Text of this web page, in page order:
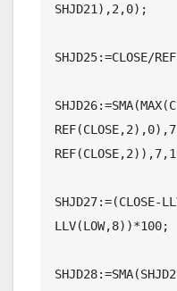
SHJD21),2,0);
SHJD25:=CLOSE/
SHJD27:=(CLOSE-
LLV(LOW,8))*100;